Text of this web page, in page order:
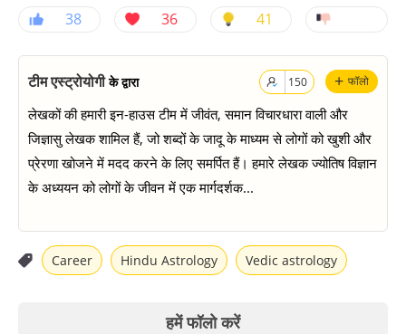
38 36 41
+ फॉलो
150
टीम एस्ट्रोयोगीके द्वारा
लेखकों की हमारी इन-हाउस टीम में जीवंत, समान विचारधारा वाली और
जिज्ञासु लेखक शामिल हैं, जो शब्दों के जादू के माध्यम से लोगों को खुशी और
प्रेरणा खोजने में मदद करने के लिए समर्पित हैं। हमारे लेखक ज्योतिष विज्ञान
के अध्ययन को लोगों के जीवन में एक मार्गदर्शक...
Career Hindu Astrology Vedic astrology
हमें फॉलो करें